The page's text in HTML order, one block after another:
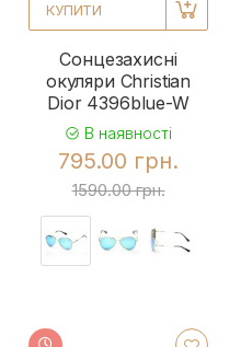
КУПИТИ
Сонцезахисні
окуляри Christian
Dior 4396blue-W
В наявності
795.00 грн.
1590.00 грн.